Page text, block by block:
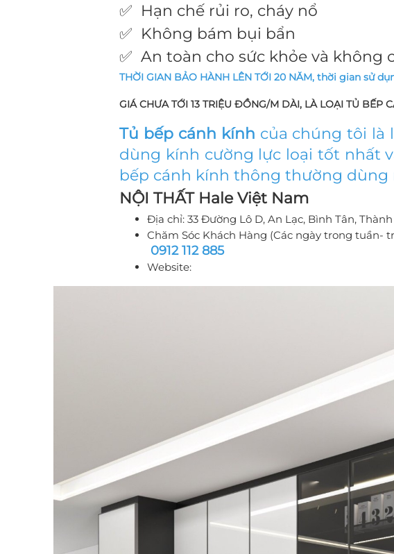
✅ Hạn chế rủi ro, cháy nổ
✅ Không bám bụi bẩn
✅ An toàn cho sức khỏe và không
THỜI GIAN BẢO HÀNH LÊN TỚI 20 NĂM, thời gian sử
GIÁ CHƯA TỚI 13 TRIỆU ĐỒNG/M DÀI, LÀ LOẠI TỦ BẾP
Tủ bếp cánh kính của chúng tôi là
dùng kính cường lực loại tốt nhất
bếp cánh kính thông thường dùng
NỘI THẤT Hale Việt Nam
Địa chỉ: 33 Đường Lô D, An Lạc, Bình Tân,
Chăm Sóc Khách Hàng (Các ngày trong tuần-
0912 112 885
Website: